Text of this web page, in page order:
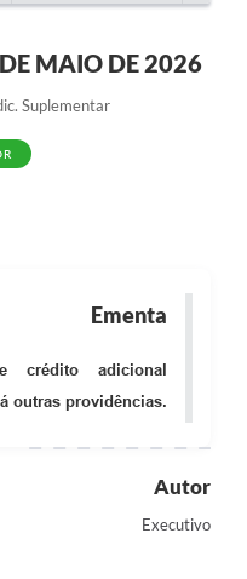
MAIO DE 2026
Suplementar
Ementa
crédito adicional
outras providências.
Autor
Executivo